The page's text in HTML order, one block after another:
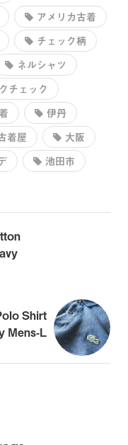
アメリカ古着
チェック柄
ネルシャツ
チェック
伊丹
着屋
大阪
池田市
Shirt
Mens-L